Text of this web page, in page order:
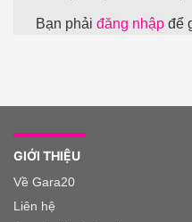
Bạn phải đăng nhập để
GIỚI THIỆU
Về Gara20
Liên hệ